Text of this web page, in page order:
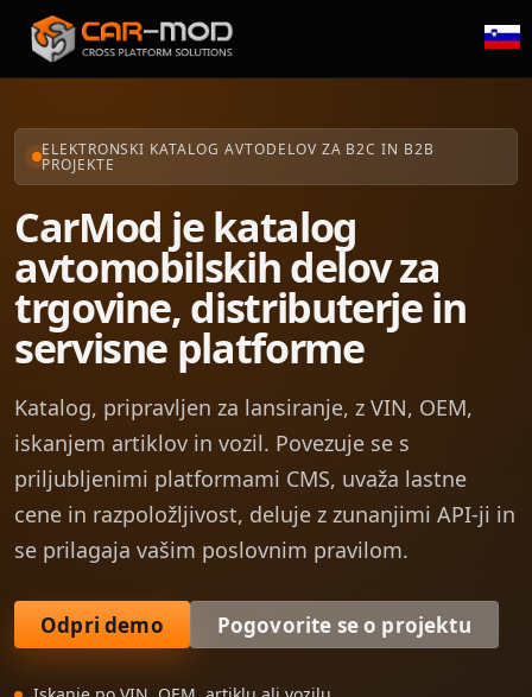
ELEKTRONSKI KATALOG AVTODELOV ZA B2C IN B2B
PROJEKTE
CarMod je katalog
avtomobilskih delov za
trgovine, distributerje in
servisne platforme
Katalog, pripravljen za lansiranje, z VIN, OEM,
iskanjem artiklov in vozil. Povezuje se s
priljubljenimi platformami CMS, uvaža lastne
cene in razpoložljivost, deluje z zunanjimi API-ji in
se prilagaja vašim poslovnim pravilom.
Odpri demo Pogovorite se o projektu